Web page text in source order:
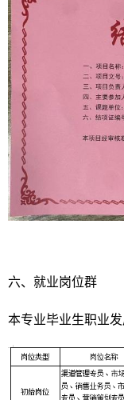
六、就业岗位群
本专业毕业生职业发